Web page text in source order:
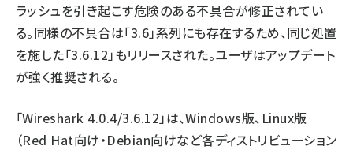
ラッシュを引き起こす危険のある不具合が修正されてい
る。同様の不具合は「3.6」系列にも存在するため、同じ処置
を施した「3.6.12」もリリースされた。ユーザはアップデート
が強く推奨される。
「Wireshark 4.0.4/3.6.12」は、Windows版、Linux版
（Red Hat向け・Debian向けなど各ディストリビューション